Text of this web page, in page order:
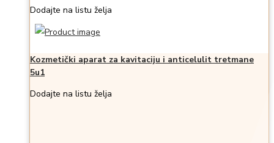
Dodajte na listu želja
Kozmetički aparat za kavitaciju i anticelulit tretmane
5u1
Dodajte na listu želja